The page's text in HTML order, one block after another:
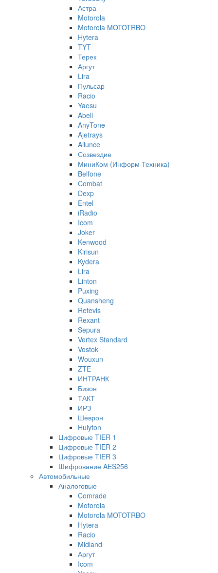
Астра
Motorola
Motorola MOTOTRBO
Hytera
TYT
Терек
Аргут
Lira
Пульсар
Racio
Yaesu
Abell
AnyTone
Ajetrays
Ailunce
Созвездие
МиниКом (Информ Техника)
Belfone
Combat
Dexp
Entel
iRadio
Icom
Joker
Kenwood
Kirisun
Kydera
Lira
Linton
Puxing
Quansheng
Retevis
Rexant
Sepura
Vertex Standard
Vostok
Wouxun
ZTE
ИНТРАНК
Бизон
ТАКТ
ИРЗ
Шеврон
Huiyton
Цифровые TIER 1
Цифровые TIER 2
Цифровые TIER 3
Шифрование AES256
Автомобильные
Аналоговые
Comrade
Motorola
Motorola MOTOTRBO
Hytera
Racio
Midland
Аргут
Icom